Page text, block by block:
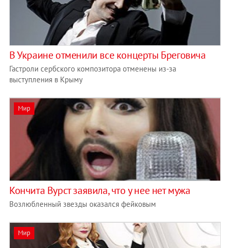
В Украине отменили все концерты Бреговича
Гастроли сербского композитора отменены из-за
выступления в Крыму
Мир
Кончита Вурст заявила, что у нее нет мужа
Возлюбленный звезды оказался фейковым
Мир